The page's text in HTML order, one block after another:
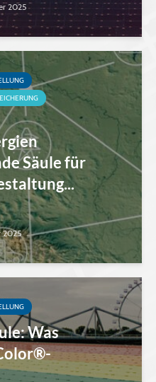
2025
Säule für
2025
Was